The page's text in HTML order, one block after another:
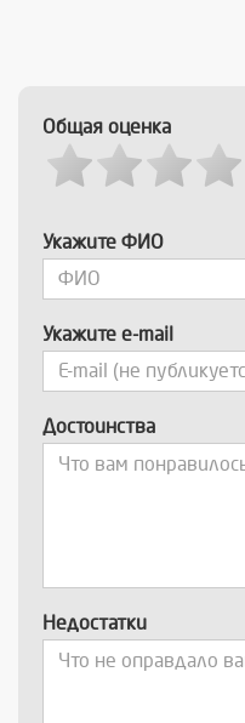
Общая оценка
Укажите ФИО
Укажите e-mail
Достоинства
Недостатки